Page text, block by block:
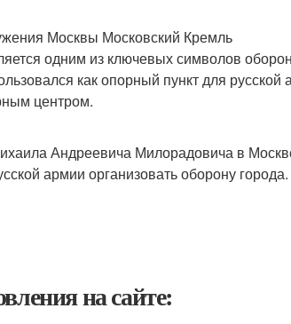
Москвы Московский Кремль
одним из ключевых символов
как опорный пункт для
центром.
Андреевича Милорадовича в
армии организовать оборону города.
на сайте: